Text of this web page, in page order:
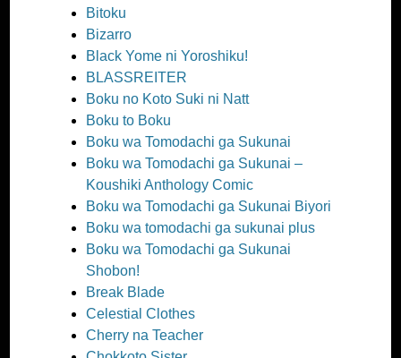
Bitoku
Bizarro
Black Yome ni Yoroshiku!
BLASSREITER
Boku no Koto Suki ni Natt
Boku to Boku
Boku wa Tomodachi ga Sukunai
Boku wa Tomodachi ga Sukunai –
Koushiki Anthology Comic
Boku wa Tomodachi ga Sukunai Biyori
Boku wa tomodachi ga sukunai plus
Boku wa Tomodachi ga Sukunai
Shobon!
Break Blade
Celestial Clothes
Cherry na Teacher